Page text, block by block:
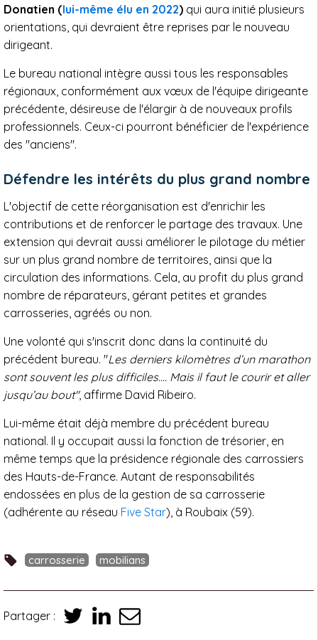
Donatien (lui-même élu en 2022) qui aura initié plusieurs
orientations, qui devraient être reprises par le nouveau
dirigeant.
Le bureau national intègre aussi tous les responsables
régionaux, conformément aux vœux de l'équipe dirigeante
précédente, désireuse de l'élargir à de nouveaux profils
professionnels. Ceux-ci pourront bénéficier de l'expérience
des "anciens".
Défendre les intérêts du plus grand nombre
L'objectif de cette réorganisation est d'enrichir les
contributions et de renforcer le partage des travaux. Une
extension qui devrait aussi améliorer le pilotage du métier
sur un plus grand nombre de territoires, ainsi que la
circulation des informations. Cela, au profit du plus grand
nombre de réparateurs, gérant petites et grandes
carrosseries, agréés ou non.
Une volonté qui s'inscrit donc dans la continuité du
précédent bureau. "Les derniers kilomètres d’un marathon
sont souvent les plus difficiles…. Mais il faut le courir et aller
jusqu’au bout", affirme David Ribeiro.
Lui-même était déjà membre du précédent bureau
national. Il y occupait aussi la fonction de trésorier, en
même temps que la présidence régionale des carrossiers
des Hauts-de-France. Autant de responsabilités
endossées en plus de la gestion de sa carrosserie
(adhérente au réseau Five Star), à Roubaix (59).
carrosserie mobilians
Partager :